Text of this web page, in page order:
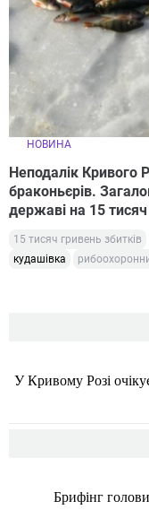
НОВИНА
Неподалік Кривого
браконьєрів.
державі на 15
15 тисяч гривень збитків
кудашівка
У Кривому Розі
Брифінг